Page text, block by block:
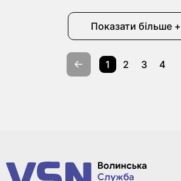
Показати більше +
1 2 3 4